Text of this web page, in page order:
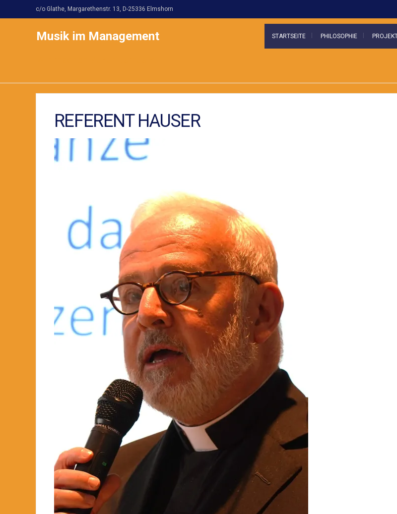
c/o Glathe, Margarethenstr. 13, D-25336 Elmshorn
Musik im Management STARTSEITE PHILOSOPHIE
REFERENT HAUSER